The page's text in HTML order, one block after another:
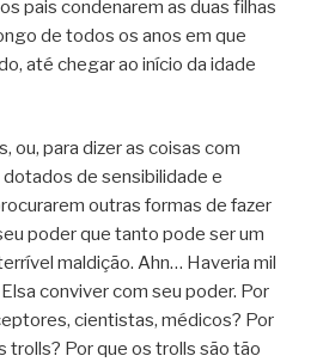
pais condenarem as duas filhas
de todos os anos em que
até chegar ao início da idade
ou, para dizer as coisas com
de sensibilidade e
outras formas de fazer
poder que tanto pode ser um
maldição. Ahn… Haveria mil
conviver com seu poder. Por
cientistas, médicos? Por
trolls? Por que os trolls são tão